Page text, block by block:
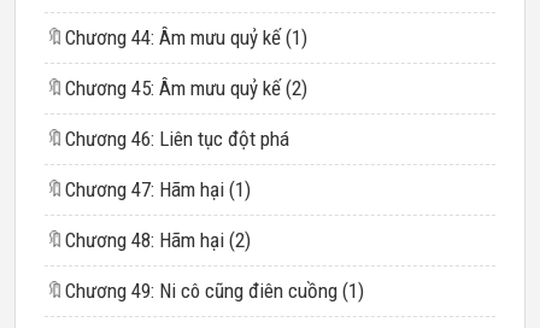
🔖 Chương 44: Âm mưu quỷ kế (1)
🔖 Chương 45: Âm mưu quỷ kế (2)
🔖 Chương 46: Liên tục đột phá
🔖 Chương 47: Hãm hại (1)
🔖 Chương 48: Hãm hại (2)
🔖 Chương 49: Ni cô cũng điên cuồng (1)